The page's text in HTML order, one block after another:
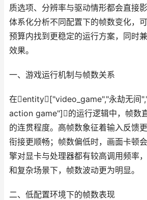
质选项、分辨率与驱动情形都会直接
体系化分析不同配置下的帧数变化，
预算内找到更稳定的运行方案，同时
效果。
一、游戏运行机制与帧数关系
在entity["video_game","永劫无间
action game"]的运行逻辑中，帧数
的连贯程度。高帧数象征着输入反馈
衔接更顺畅；帧数偏低时，画面卡顿
擎对显卡与处理器都有较高调用频率
和复杂场景下，帧数波动更为明显。
二、低配置环境下的帧数表现